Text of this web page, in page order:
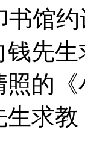
书馆
先
的
求